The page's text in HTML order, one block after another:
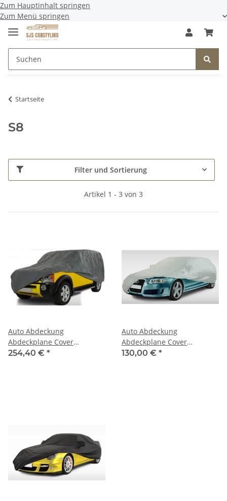
Zum Hauptinhalt springen
Zum Menü springen
Startseite
S8
Filter und Sortierung
Artikel 1 - 3 von 3
Auto Abdeckung
Abdeckplane Cover
Ganzgarage outdoor
254,40 € *
Auto Abdeckung
Abdeckplane Cover
Ganzgarage outdoor
130,00 € *